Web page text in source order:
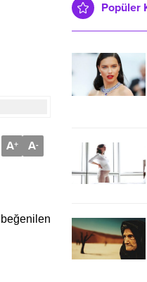
A+ A-
Popüler